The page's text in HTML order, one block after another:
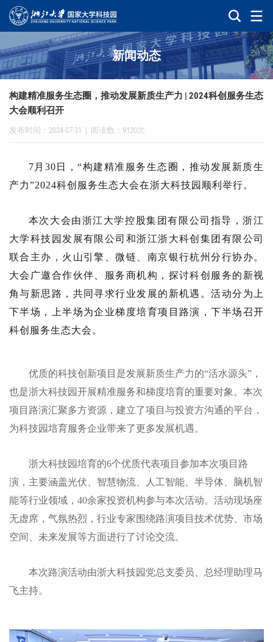
新闻动态
构建精准服务生态圈，推动发展新质生产力 | 2024科创服务生态
大会顺利召开
发布时间：2024-07-31 阅读数：9120次
7月30日，“构建精准服务生态圈，推动发展新质生
产力”2024科创服务生态大会在浙大科技园顺利举行。
本次大会由浙江大学控股集团有限公司指导，浙江
大学科技园发展有限公司和浙江浙大科创集团有限公司
联合主办，火山引擎、微链、南京银行杭州分行协办。
大会广邀合作伙伴、服务商机构，探讨科创服务的新视
角与新思路，共同寻求行业发展的新机遇。活动分为上
下半场，上半场为企业梯度培育项目路演，下半场召开
科创服务生态大会。
优质的科技创新项目是发展新质生产力的“活水源头”，
也是浙大科技园开展精准服务和梯度培育的重要对象。本次
项目路演汇聚多方资源，建立了项目与投资方沟通的平台，
为科技园培育服务企业带来了更多发展机遇。
浙大科技园培育的6个优质代表项目参加本次项目路
演，主要涵盖光伏、智慧物流、人工智能、半导体、脑机智
能等行业领域，40余家投资机构参与本次活动。活动现场座
无虚席，气氛热烈，行业专家围绕路演项目技术优势、市场
空间、未来发展等方面进行了讨论交流。
本次路演活动由浙大科技园党总支委员、总经理助理马
飞主持。